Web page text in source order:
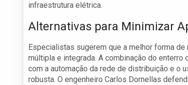
infraestrutura elétrica.
Alternativas para Minimizar
Especialistas sugerem que a melhor forma
múltipla e integrada. A combinação do
com a automação da rede de distribuição e o
robusta. O engenheiro Carlos Dornellas